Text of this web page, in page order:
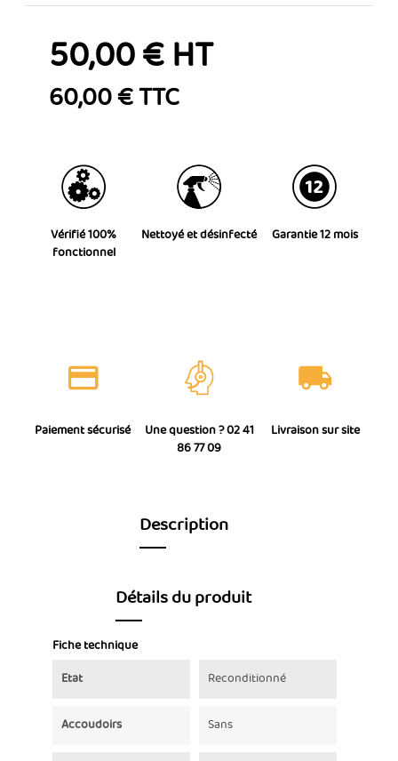
50,00 € HT
60,00 € TTC
Garantie 12 mois
Nettoyé et désinfecté
Vérifié 100%
fonctionnel
Paiement sécurisé
Une question ? 02 41
86 77 09
Livraison sur site
Description
Détails du produit
Fiche technique
Etat
Reconditionné
Accoudoirs Sans